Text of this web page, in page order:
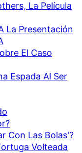
La Película
La Presentación
El Caso
Espada Al Ser
Con Las Bolas'?
Volteada